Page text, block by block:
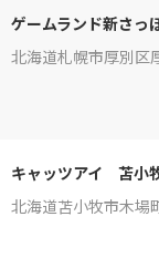
ゲームランド新さっ
北海道札幌市厚別区
キャッツアイ 苫小
北海道苫小牧市木場